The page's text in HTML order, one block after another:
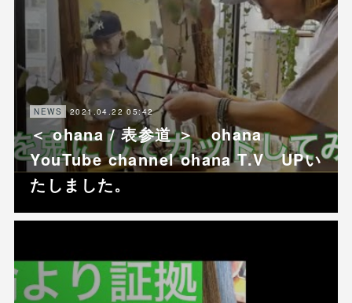
NEWS 2021.04.22 05:42
＜ ohana / 表参道 ＞ ohana
YouTube channel ohana T.V UPい
たしました。